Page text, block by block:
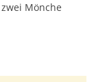
Mönche